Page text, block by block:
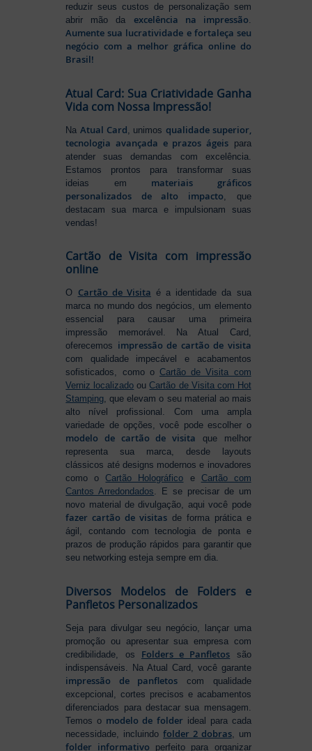
reduzir seus custos de personalização sem
abrir mão da excelência na impressão
Aumente sua lucratividade e fortaleça seu
negócio com a melhor gráfica online do
Brasil!
Atual Card: Sua Criatividade Ganha
Vida com Nossa Impressão!
Na Atual Card , unimos qualidade superior,
tecnologia avançada e prazos ágeispara
atender suas demandas com excelência.
Estamos prontos para transformar suas
ideias em materiais gráficos
personalizados de alto impacto , que
destacam sua marca e impulsionam suas
vendas!
Cartão de Visita com impressão
online
O Cartão de Visita é a identidade da sua
marca no mundo dos negócios, um elemento
essencial para causar uma primeira
impressão memorável. Na Atual Card,
oferecemos impressão de cartão de visita
com qualidade impecável e acabamentos
sofisticados, como o Cartão de Visita com
Verniz localizado ouCartão de Visita com Hot
Stamping, que elevam o seu material ao mais
alto nível profissional. Com uma ampla
variedade de opções, você pode escolher o
modelo de cartão de visita que melhor
representa sua marca, desde layouts
clássicos até designs modernos e inovadores
como oCartão Holográfico e Cartão com
Cantos Arredondados. E se precisar de um
novo material de divulgação, aqui você pode
fazer cartão de visitas de forma prática e
ágil, contando com tecnologia de ponta e
prazos de produção rápidos para garantir que
seu networking esteja sempre em dia.
Diversos Modelos de Folders e
Panfletos Personalizados
Seja para divulgar seu negócio, lançar uma
promoção ou apresentar sua empresa com
credibilidade, os Folders e Panfletos são
indispensáveis. Na Atual Card, você garante
impressão de panfletos com qualidade
excepcional, cortes precisos e acabamentos
diferenciados para destacar sua mensagem.
Temos o modelo de folder ideal para cada
necessidade, incluindofolder 2 dobras, um
folder informativo perfeito para organizar